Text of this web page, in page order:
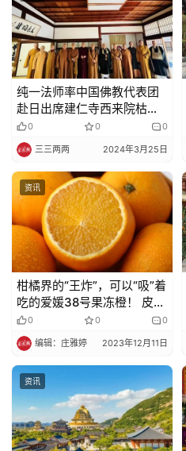
纯一法师率中国佛教代表团
赴日出席建仁寺西来院枯山
水庭园落成仪式暨天井白龙
图开光法会
0 0 0
三三两两 2024年3月25日
资讯
柑橘界的“王炸”，可以“吸”着
吃的爱媛38号果冻橙！ 皮薄
肉嫩，香甜多汁，抢鲜尝~
0 0 0
编辑：庄雅婷 2023年12月11日
资讯